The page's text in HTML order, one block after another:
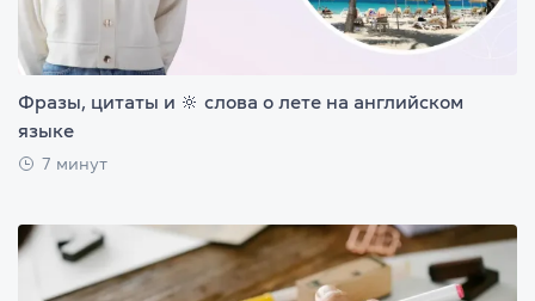
Фразы, цитаты и 🔆 слова о лете на английском
языке
7 минут